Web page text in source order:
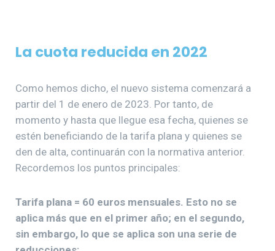
La cuota reducida en 2022
Como hemos dicho, el nuevo sistema comenzará a
partir del 1 de enero de 2023. Por tanto, de
momento y hasta que llegue esa fecha, quienes se
estén beneficiando de la tarifa plana y quienes se
den de alta, continuarán con la normativa anterior.
Recordemos los puntos principales:
Tarifa plana = 60 euros mensuales. Esto no se
aplica más que en el primer año; en el segundo,
sin embargo, lo que se aplica son una serie de